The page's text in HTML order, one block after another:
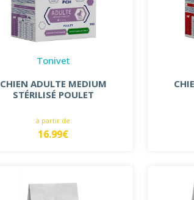
Tonivet
CHIEN ADULTE MEDIUM
STÉRILISÉ POULET
à partir de
16.99€